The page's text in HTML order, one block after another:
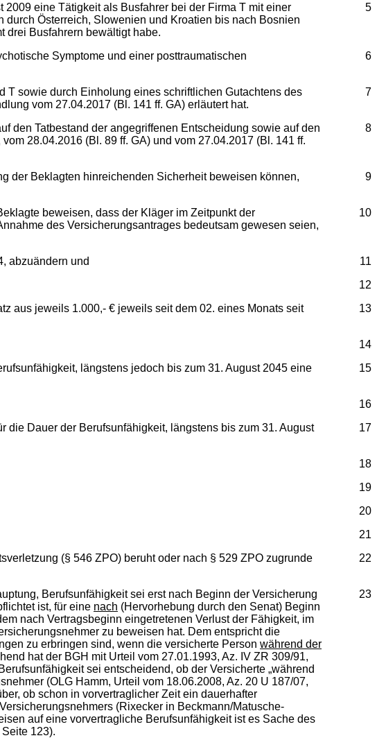
5
eine Tätigkeit als Busfahrer bei der Firma T mit einer
Österreich, Slowenien und Kroatien bis nach Bosnien
drei Busfahrern bewältigt habe.
6
Symptome und einer posttraumatischen
7
T sowie durch Einholung eines schriftlichen Gutachtens des
vom 27.04.2017 (Bl. 141 ff. GA) erläutert hat.
8
den Tatbestand der angegriffenen Entscheidung sowie auf den
28.04.2016 (Bl. 89 ff. GA) und vom 27.04.2017 (Bl. 141 ff.
9
der Beklagten hinreichenden Sicherheit beweisen können,
10
beweisen, dass der Kläger im Zeitpunkt der
des Versicherungsantrages bedeutsam gewesen seien,
11
abzuändern und
12
13
aus jeweils 1.000,- € jeweils seit dem 02. eines Monats seit
14
15
längstens jedoch bis zum 31. August 2045 eine
16
17
die Dauer der Berufsunfähigkeit, längstens bis zum 31. August
18
19
20
21
22
(§ 546 ZPO) beruht oder nach § 529 ZPO zugrunde
23
Berufsunfähigkeit sei erst nach Beginn der Versicherung
ist, für eine nach (Hervorhebung durch den Senat) Beginn
nach Vertragsbeginn eingetretenen Verlust der Fähigkeit, im
zu beweisen hat. Dem entspricht die
zu erbringen sind, wenn die versicherte Person während der
hat der BGH mit Urteil vom 27.01.1993, Az. IV ZR 309/91,
sei entscheidend, ob der Versicherte „während
(OLG Hamm, Urteil vom 18.06.2008, Az. 20 U 187/07,
ob schon in vorvertraglicher Zeit ein dauerhafter
(Rixecker in Beckmann/Matusche-
auf eine vorvertragliche Berufsunfähigkeit ist es Sache des
123).